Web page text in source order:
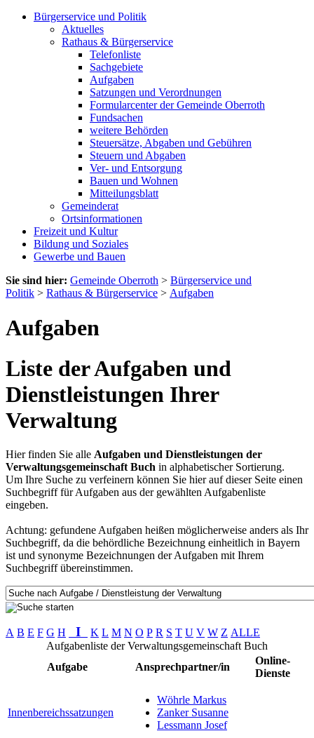
Bürgerservice und Politik
Aktuelles
Rathaus & Bürgerservice
Telefonliste
Sachgebiete
Aufgaben
Satzungen und Verordnungen
Formularcenter der Gemeinde Oberroth
Fundsachen
weitere Behörden
Steuersätze, Abgaben und Gebühren
Steuern und Abgaben
Ver- und Entsorgung
Bauen und Wohnen
Mitteilungsblatt
Gemeinderat
Ortsinformationen
Freizeit und Kultur
Bildung und Soziales
Gewerbe und Bauen
Sie sind hier: Gemeinde Oberroth > Bürgerservice und
Politik > Rathaus & Bürgerservice > Aufgaben
Aufgaben
Liste der Aufgaben und
Dienstleistungen Ihrer
Verwaltung
Hier finden Sie alle Aufgaben und Dienstleistungen der
Verwaltungsgemeinschaft Buch in alphabetischer Sortierung.
Um Ihre Suche zu verfeinern können Sie hier auf dieser Seite einen
Suchbegriff für Aufgaben aus der gewählten Aufgabenliste
eingeben.
Achtung: gefundene Aufgaben heißen möglicherweise anders als Ihr
Suchbegriff, da die behördliche Bezeichnung einheitlich in Bayern
ist und synonyme Bezeichnungen der Aufgaben mit Ihrem
Suchbegriff übereinstimmen.
A B E F G H I K L M N O P R S T U V W Z ALLE
Aufgabenliste der Verwaltungsgemeinschaft Buch
Aufgabe
Ansprechpartner/in
Online-
Dienste
Innenbereichssatzungen
Wöhrle Markus
Zanker Susanne
Lessmann Josef